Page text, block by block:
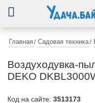
Главная/ Садовая техника/
Воздуходувка-
DEKO
Код на сайте: 3513173